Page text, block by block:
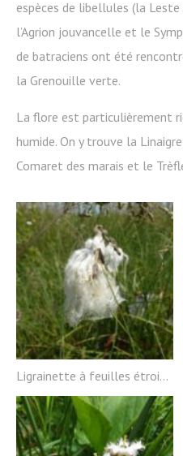
espèces de libellules (la
l’Agrion jouvancelle et le
de batraciens ont été
la Grenouille verte.
La flore est particulièrement
humide. On y trouve la
Comaret des marais et le
Ligrainette à feuilles étroites